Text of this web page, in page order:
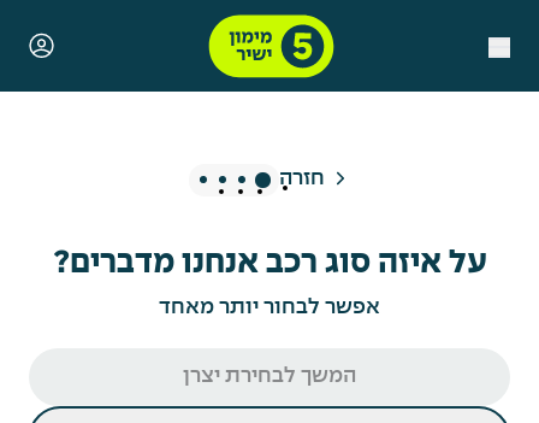
חזרה שלב נוכחי, על איזה סוג רכב אנחנו
יש לך יצרן מועדף?
כמה לדעתך יעלה הרכב?
על איזה סוג רכב אנחנו מדברים?
אפשר לבחור יותר מאחד
המשך לבחירת יצרן